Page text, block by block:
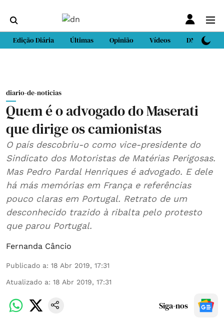
Edição Diária Últimas Opinião Vídeos DN Sport
diario-de-noticias
Quem é o advogado do Maserati
que dirige os camionistas
O país descobriu-o como vice-presidente do
Sindicato dos Motoristas de Matérias Perigosas.
Mas Pedro Pardal Henriques é advogado. E dele
há más memórias em França e referências
pouco claras em Portugal. Retrato de um
desconhecido trazido à ribalta pelo protesto
que parou Portugal.
Fernanda Câncio
Publicado a: 18 Abr 2019, 17:31
Atualizado a: 18 Abr 2019, 17:31
Siga-nos